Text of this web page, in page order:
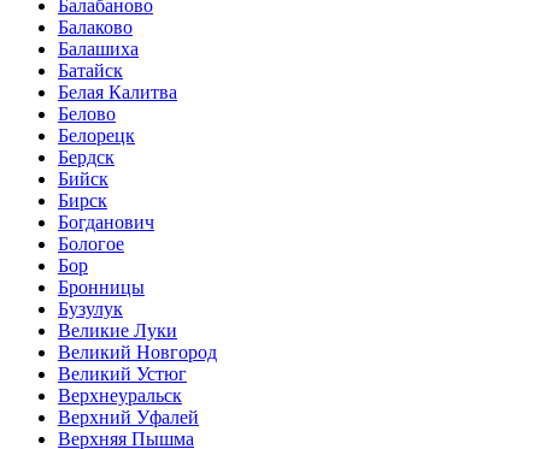
Балабаново
Балаково
Балашиха
Батайск
Белая Калитва
Белово
Белорецк
Бердск
Бийск
Бирск
Богданович
Бологое
Бор
Бронницы
Бузулук
Великие Луки
Великий Новгород
Великий Устюг
Верхнеуральск
Верхний Уфалей
Верхняя Пышма